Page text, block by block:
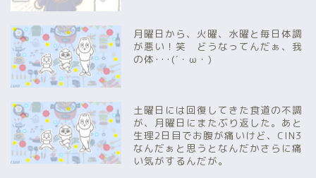
月曜日から、火曜、水曜と毎日体調
が悪い！笑 どうなってんだぁ、我
の体･･･(´・ω・)
土曜日には回復してきた食道の不調
が、月曜日にまたぶり返した。あと
生理2日目でお腹が痛いけど、CIN3
なんだぁと思うとなんだかさらに痛
い気がするんだが。